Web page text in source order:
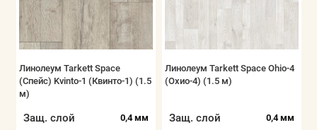
Линолеум Tarkett Space
(Спейс) Kvinto-1 (Квинто-1) (1.5
м)
Защ. слой 0,4 мм
Линолеум Tarkett Space Ohio-4
(Охио-4) (1.5 м)
Защ. слой 0,4 мм